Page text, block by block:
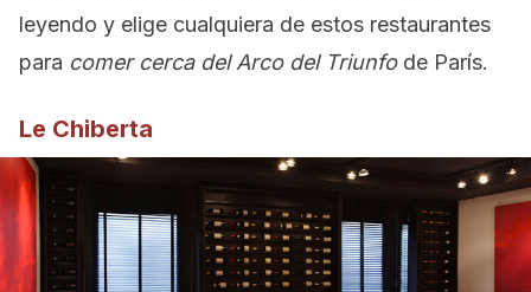
leyendo y elige cualquiera de estos restaurantes
para comer cerca del Arco del Triunfode París.
Le Chiberta